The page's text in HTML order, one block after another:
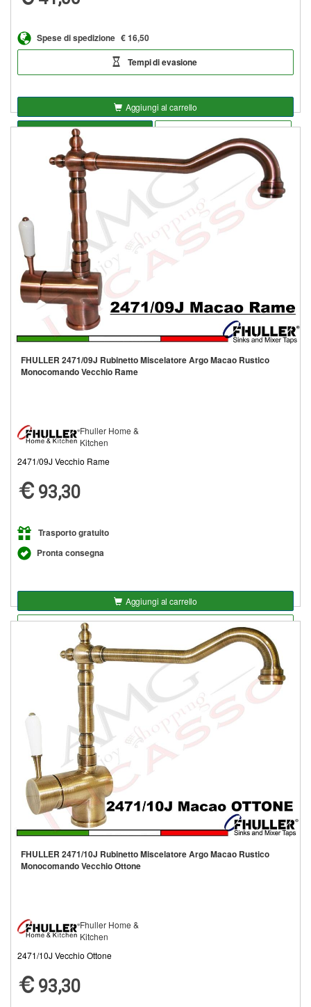
Spese di spedizione € 16,50
Tempi di evasione
Aggiungi al carrello
Seleziona opzioni
Aggiungi alla lista
FHULLER 2471/09J Rubinetto Miscelatore Argo Macao Rustico
Monocomando Vecchio Rame
Fhuller Home &
Kitchen
2471/09J Vecchio Rame
93,30
Trasporto gratuito
Pronta consegna
Aggiungi al carrello
Aggiungi alla lista
FHULLER 2471/10J Rubinetto Miscelatore Argo Macao Rustico
Monocomando Vecchio Ottone
Fhuller Home &
Kitchen
2471/10J Vecchio Ottone
93,30